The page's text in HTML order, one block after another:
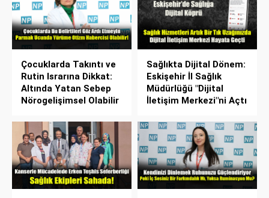
Çocuklarda Takıntı ve
Rutin Israrına Dikkat:
Altında Yatan Sebep
Nörogelişimsel Olabilir
Sağlıkta Dijital Dönem:
Eskişehir İl Sağlık
Müdürlüğü "Dijital
İletişim Merkezi"ni Açtı